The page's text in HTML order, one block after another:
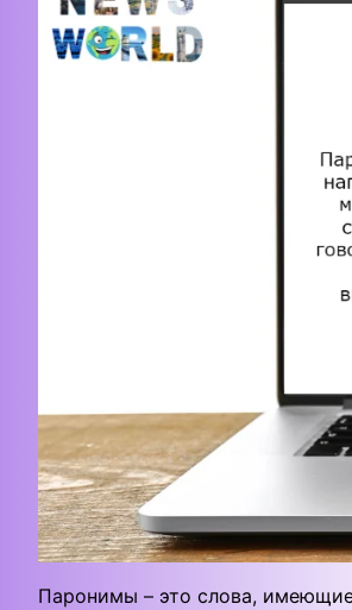
Паронимы – это слова, имеющие